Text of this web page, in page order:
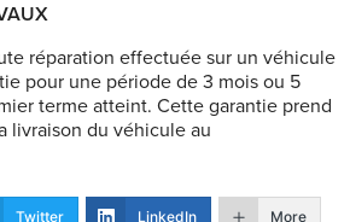
réparation effectuée sur un véhicule
pour une période de 3 mois ou 5
terme atteint. Cette garantie prend
livraison du véhicule au
Twitter LinkedIn More